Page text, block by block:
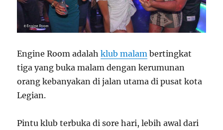
Engine Room adalahklub malam bertingkat
tiga yang buka malam dengan kerumunan
orang kebanyakan di jalan utama di pusat kota
Legian.
Pintu klub terbuka di sore hari, lebih awal dari